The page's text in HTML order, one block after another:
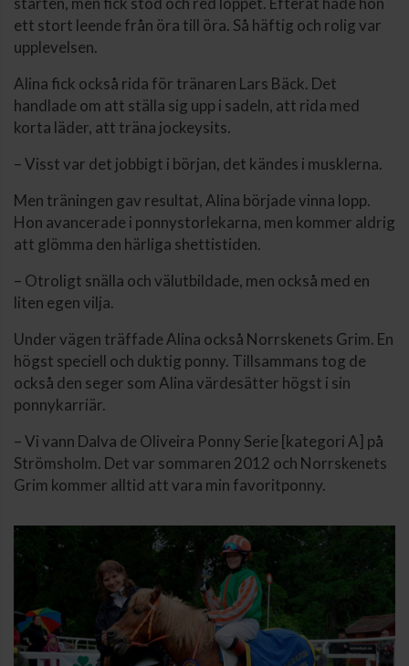
ett stort leende från öra till öra. Så häftig och rolig var
upplevelsen.
Alina fick också rida för tränaren Lars Bäck. Det
handlade om att ställa sig upp i sadeln, att rida med
korta läder, att träna jockeysits.
– Visst var det jobbigt i början, det kändes i musklerna.
Men träningen gav resultat, Alina började vinna lopp.
Hon avancerade i ponnystorlekarna, men kommer aldrig
att glömma den härliga shettistiden.
– Otroligt snälla och välutbildade, men också med en
liten egen vilja.
Under vägen träffade Alina också Norrskenets Grim. En
högst speciell och duktig ponny. Tillsammans tog de
också den seger som Alina värdesätter högst i sin
ponnykarriär.
– Vi vann Dalva de Oliveira Ponny Serie [kategori A] på
Strömsholm. Det var sommaren 2012 och Norrskenets
Grim kommer alltid att vara min favoritponny.